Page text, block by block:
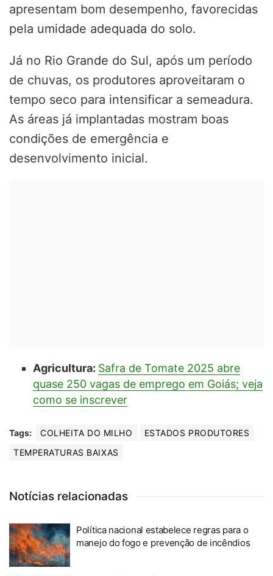
apresentam bom desempenho, favorecidas
pela umidade adequada do solo.
Já no Rio Grande do Sul, após um período
de chuvas, os produtores aproveitaram o
tempo seco para intensificar a semeadura.
As áreas já implantadas mostram boas
condições de emergência e
desenvolvimento inicial.
Agricultura: Safra de Tomate 2025 abre
quase 250 vagas de emprego em Goiás; veja
como se inscrever
Tags: COLHEITA DO MILHO
ESTADOS PRODUTORES
TEMPERATURAS BAIXAS
Notícias relacionadas
Política nacional estabelece regras para o
manejo do fogo e prevenção de incêndios